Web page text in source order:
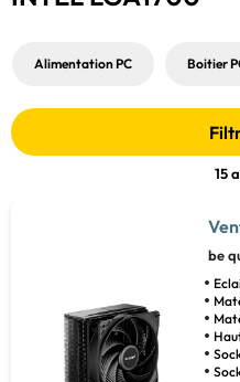
Alimentation PC Boitier
15
be